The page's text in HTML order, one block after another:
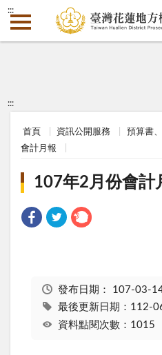
:::
:::
首頁 資訊公開服務
預算書
會計月報
107年2月份會計
發布日期： 107-03-
最後更新日期：112-
資料點閱次數：1015